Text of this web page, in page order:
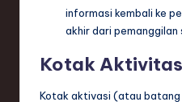
informasi kembali ke
akhir dari pemanggilan
Kotak Aktivitas
Kotak aktivasi (atau